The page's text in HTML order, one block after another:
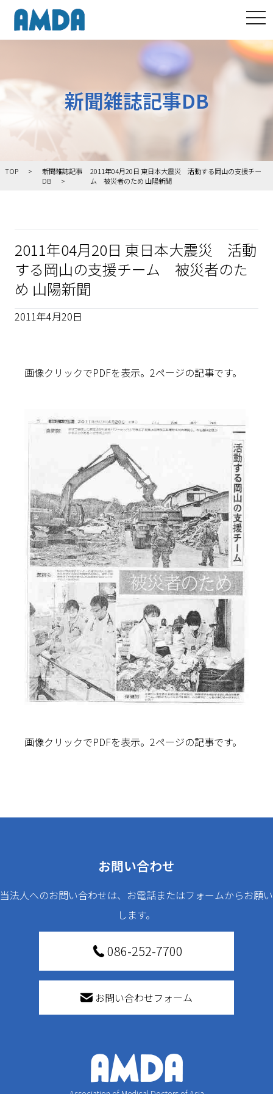
新聞雑誌記事DB
TOP
新聞雑誌記事
DB
2011年04月20日 東日本大震災 活動する岡山の支援チー
ム 被災者のため 山陽新聞
2011年04月20日 東日本大震災 活動
する岡山の支援チーム 被災者のた
め 山陽新聞
2011年4月20日
画像クリックでPDFを表示。2ページの記事です。
画像クリックでPDFを表示。2ページの記事です。
お問い合わせ
当法人へのお問い合わせは、お電話またはフォームからお願い
します。
086-252-7700
お問い合わせフォーム